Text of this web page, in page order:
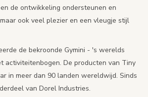
de ontwikkeling ondersteunen en
ook veel plezier en een vleugje stijl
de bekroonde Gymini - 's werelds
activiteitenbogen. De producten van Tiny
in meer dan 90 landen wereldwijd. Sinds
van Dorel Industries.